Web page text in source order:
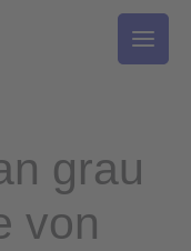
grau
von